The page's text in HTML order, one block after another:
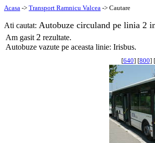
Acasa -> Transport Ramnicu Valcea -> Cautare
Ati cautat: Autobuze circuland pe linia 2
Am gasit 2 rezultate.
Autobuze vazute pe aceasta linie: Irisbus.
[640] [800] [